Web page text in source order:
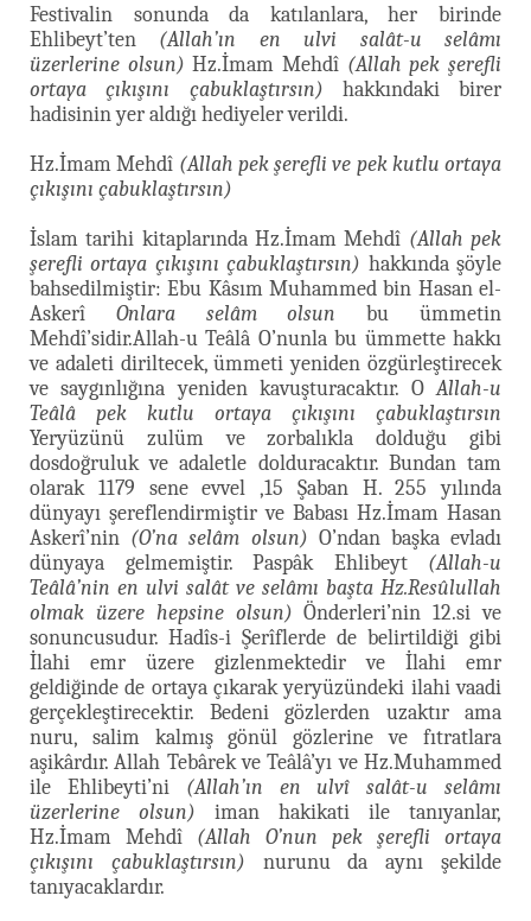
Festivalin sonunda da katılanlara, her birinde
Ehlibeyt’ten (Allah’ın en ulvi salât-u selâmı
üzerlerine olsun)Hz.İmam Mehdî (Allah pek şerefli
ortaya çıkışını çabuklaştırsın) hakkındaki birer
hadisinin yer aldığı hediyeler verildi.
Hz.İmam Mehdî (Allah pek şerefli ve pek kutlu ortaya
çıkışını çabuklaştırsın)
İslam tarihi kitaplarında Hz.İmam Mehdî (Allah pek
şerefli ortaya çıkışını çabuklaştırsın) hakkında şöyle
bahsedilmiştir: Ebu Kâsım Muhammed bin Hasan el-
Askerî Onlara selâm olsunbu ümmetin
Mehdî’sidir.Allah-u Teâlâ O’nunla bu ümmette hakkı
ve adaleti diriltecek, ümmeti yeniden özgürleştirecek
ve saygınlığına yeniden kavuşturacaktır. OAllah-u
Teâlâ pek kutlu ortaya çıkışını çabuklaştırsın
Yeryüzünü zulüm ve zorbalıkla dolduğu gibi
dosdoğruluk ve adaletle dolduracaktır. Bundan tam
olarak 1179 sene evvel ,15 Şaban H. 255 yılında
dünyayı şereflendirmiştir ve Babası Hz.İmam Hasan
Askerî’nin (O’na selâm olsun) O’ndan başka evladı
dünyaya gelmemiştir. Paspâk Ehlibeyt (Allah-u
Teâlâ’nin en ulvi salât ve selâmı başta Hz.Resûlullah
olmak üzere hepsine olsun)Önderleri’nin 12.si ve
sonuncusudur. Hadîs-i Şerîflerde de belirtildiği gibi
İlahi emr üzere gizlenmektedir ve İlahi emr
geldiğinde de ortaya çıkarak yeryüzündeki ilahi vaadi
gerçekleştirecektir. Bedeni gözlerden uzaktır ama
nuru, salim kalmış gönül gözlerine ve fıtratlara
aşikârdır. Allah Tebârek ve Teâlâ’yı ve Hz.Muhammed
ile Ehlibeyti’ni (Allah’ın en ulvî salât-u selâmı
üzerlerine olsun) iman hakikati ile tanıyanlar,
Hz.İmam Mehdî (Allah O’nun pek şerefli ortaya
çıkışını çabuklaştırsın) nurunu da aynı şekilde
tanıyacaklardır.